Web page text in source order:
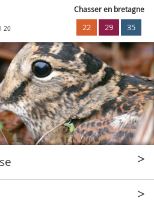
20
Chasser en bretagne
22 29 35